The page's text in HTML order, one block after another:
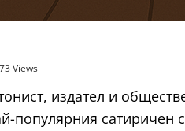
Views
издател и
популярния сатиричен